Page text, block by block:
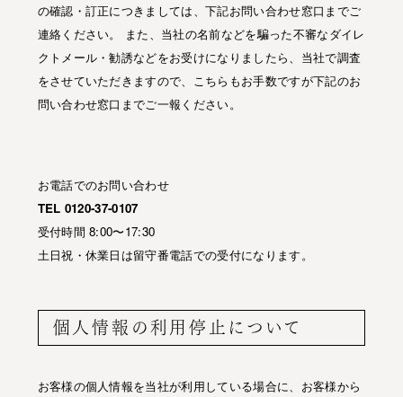
の確認・訂正につきましては、下記お問い合わせ窓口までご
連絡ください。 また、当社の名前などを騙った不審なダイレ
クトメール・勧誘などをお受けになりましたら、当社で調査
をさせていただきますので、こちらもお手数ですが下記のお
問い合わせ窓口までご一報ください。
お電話でのお問い合わせ
TEL 0120-37-0107
受付時間 8:00〜17:30
土日祝・休業日は留守番電話での受付になります。
個人情報の利用停止について
お客様の個人情報を当社が利用している場合に、お客様から